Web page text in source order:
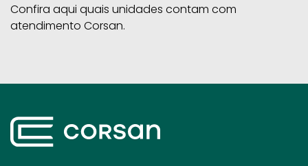
Confira aqui quais unidades contam com
atendimento Corsan.